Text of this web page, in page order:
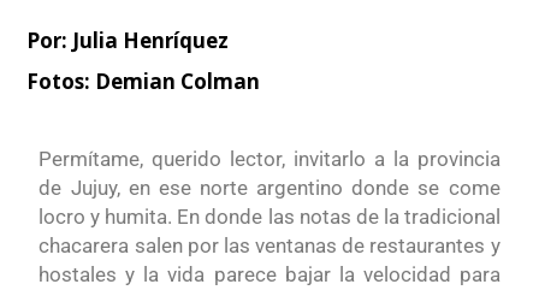
Por: Julia Henríquez
Fotos: Demian Colman
Permítame, querido lector, invitarlo a la provincia
de Jujuy, en ese norte argentino donde se come
locro y humita. En donde las notas de la tradicional
chacarera salen por las ventanas de restaurantes y
hostales y la vida parece bajar la velocidad para